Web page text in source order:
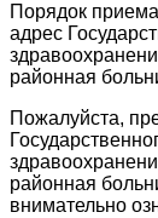
Порядок
адрес
районная
Пожалуйста,
районная
внимательно